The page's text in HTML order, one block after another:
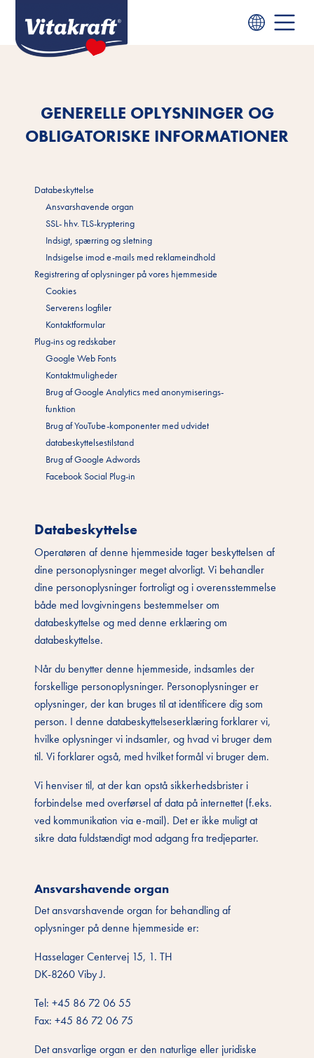
GENERELLE OPLYSNINGER OG
OBLIGATORISKE INFORMATIONER
Databeskyttelse
Ansvarshavende organ
SSL- hhv. TLS-kryptering
Indsigt, spærring og sletning
Indsigelse imod e-mails med reklameindhold
Registrering af oplysninger på vores hjemmeside
Cookies
Serverens logfiler
Kontaktformular
Plug-ins og redskaber
Google Web Fonts
Kontaktmuligheder
Brug af Google Analytics med anonymiserings-
funktion
Brug af YouTube-komponenter med udvidet
databeskyttelsestilstand
Brug af Google Adwords
Facebook Social Plug-in
Databeskyttelse
Operatøren af denne hjemmeside tager beskyttelsen af
dine personoplysninger meget alvorligt. Vi behandler
dine personoplysninger fortroligt og i overensstemmelse
både med lovgivningens bestemmelser om
databeskyttelse og med denne erklæring om
databeskyttelse.
Når du benytter denne hjemmeside, indsamles der
forskellige personoplysninger. Personoplysninger er
oplysninger, der kan bruges til at identificere dig som
person. I denne databeskyttelseserklæring forklarer vi,
hvilke oplysninger vi indsamler, og hvad vi bruger dem
til. Vi forklarer også, med hvilket formål vi bruger dem.
Vi henviser til, at der kan opstå sikkerhedsbrister i
forbindelse med overførsel af data på internettet (f.eks.
ved kommunikation via e-mail). Det er ikke muligt at
sikre data fuldstændigt mod adgang fra tredjeparter.
Ansvarshavende organ
Det ansvarshavende organ for behandling af
oplysninger på denne hjemmeside er:
Hasselager Centervej 15, 1. TH
DK-8260 Viby J.
Tel: +45 86 72 06 55
Fax: +45 86 72 06 75
Det ansvarlige organ er den naturlige eller juridiske